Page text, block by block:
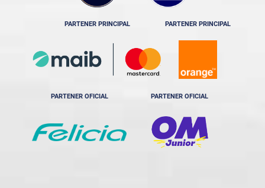
PARTENER PRINCIPAL PARTENER PRINCIPAL
PARTENER OFICIAL PARTENER OFICIAL